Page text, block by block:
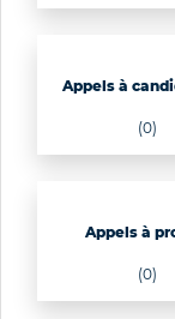
Appels à
(0)
Appels à
(0)